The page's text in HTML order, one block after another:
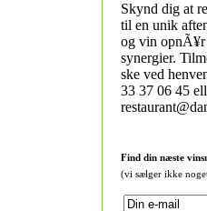
Skynd dig at
til en unik
og vin opnÃ¥r
synergier.
ske ved
33 37 06 45
Find din næste
(vi sælger ikke